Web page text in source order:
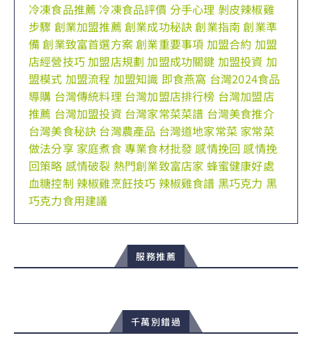
冷凍食品推薦 冷凍食品評價 分手心理 剝皮辣椒雞
步驟 創業加盟推薦 創業成功秘訣創業指南 創業準
備創業致富首選方案創業重要事項 加盟合約 加盟
店經營技巧加盟店規劃 加盟成功關鍵 加盟投資 加
盟模式 加盟流程 加盟知識 即食燕窩 台灣2024食品
導購 台灣傳統料理 台灣加盟店排行榜 台灣加盟店
推薦 台灣加盟投資 台灣家常菜菜譜 台灣美食推介
台灣美食秘訣 台灣農產品 台灣道地家常菜 家常菜
做法分享 家庭煮食專業食材批發感情挽回 感情挽
回策略 感情破裂 熱門創業致富店家 蜂蜜健康好處
血糖控制 辣椒雞烹飪技巧 辣椒雞食譜 黑巧克力 黑
巧克力食用建議
服務推薦
千萬別錯過